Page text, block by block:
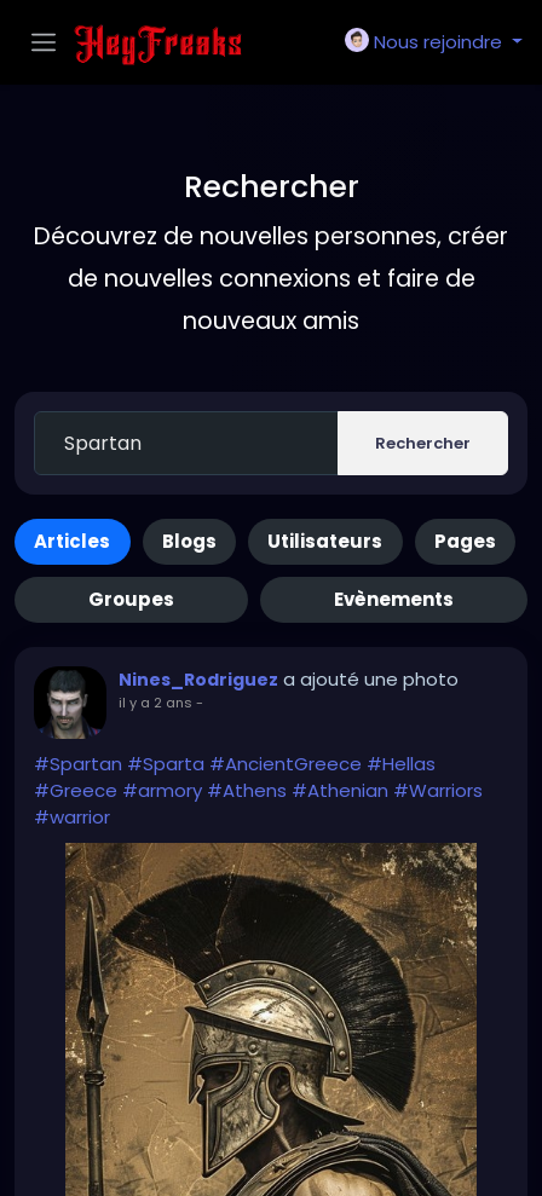
Nous rejoindre
Rechercher
Découvrez de nouvelles personnes, créer
de nouvelles connexions et faire de
nouveaux amis
Rechercher
Articles Blogs Utilisateurs Pages
Groupes Evènements
Nines_Rodriguez a ajouté une photo
il y a 2 ans -
#Spartan #Sparta #AncientGreece #Hellas
#Greece #armory #Athens #Athenian #Warriors
#warrior